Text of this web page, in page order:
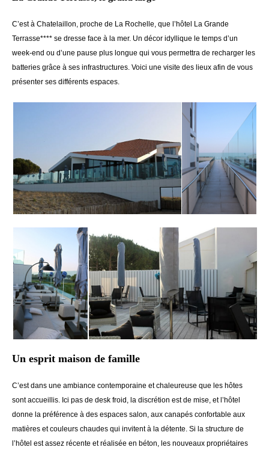
C’est à Chatelaillon, proche de La Rochelle, que l’hôtel La Grande
Terrasse**** se dresse face à la mer. Un décor idyllique le temps d’un
week-end ou d’une pause plus longue qui vous permettra de recharger les
batteries grâce à ses infrastructures. Voici une visite des lieux afin de vous
présenter ses différents espaces.
Un esprit maison de famille
C’est dans une ambiance contemporaine et chaleureuse que les hôtes
sont accueillis. Ici pas de desk froid, la discrétion est de mise, et l’hôtel
donne la préférence à des espaces salon, aux canapés confortable aux
matières et couleurs chaudes qui invitent à la détente. Si la structure de
l’hôtel est assez récente et réalisée en béton, les nouveaux propriétaires